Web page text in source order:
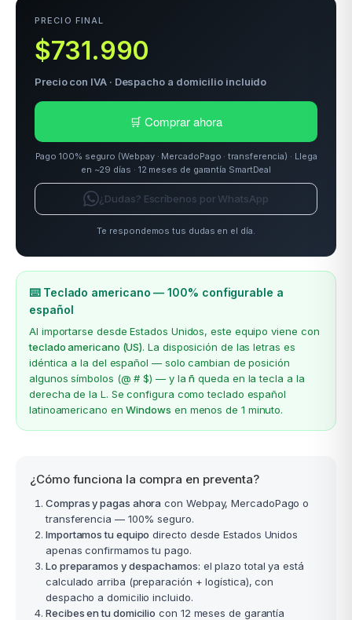
PRECIO FINAL
$731.990
Precio con IVA · Despacho a domicilio incluido
🛒 Comprar ahora
Pago 100% seguro (Webpay · MercadoPago · transferencia) · Llega
en ~29 días · 12 meses de garantía SmartDeal
¿Dudas? Escríbenos por WhatsApp
Te respondemos tus dudas en el día.
⌨️ Teclado americano — 100% configurable a
español
Al importarse desde Estados Unidos, este equipo viene con
teclado americano (US). La disposición de las letras es
idéntica a la del español — solo cambian de posición
algunos símbolos (@ # $) — y lañ queda en la tecla a la
derecha de la L. Se configura como teclado español
latinoamericano enWindows en menos de 1 minuto.
¿Cómo funciona la compra en preventa?
Compras y pagas ahora con Webpay, MercadoPago o
transferencia — 100% seguro.
Importamos tu equipo directo desde Estados Unidos
apenas confirmamos tu pago.
Lo preparamos y despachamos: el plazo total ya está
calculado arriba (preparación + logística), con
despacho a domicilio incluido.
Recibes en tu domicilio con 12 meses de garantía